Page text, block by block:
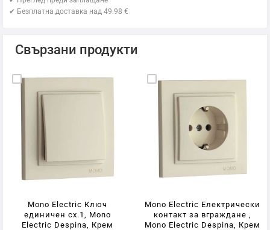
✔ Безплатна доставка над 49.98 €
Свързани продукти
Mono Electric Ключ
единичен сх.1, Mono
Electric Despina, Крем
Mono Electric Електрически
контакт за вграждане ,
Mono Electric Despina, Крем